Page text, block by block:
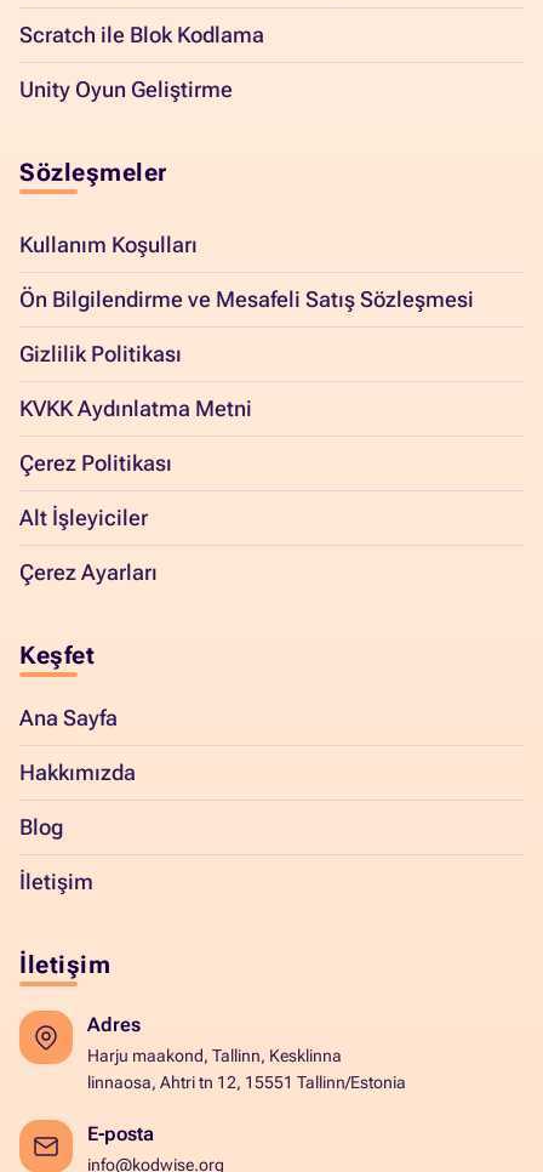
Scratch ile Blok Kodlama
Unity Oyun Geliştirme
Sözleşmeler
Kullanım Koşulları
Ön Bilgilendirme ve Mesafeli Satış Sözleşmesi
Gizlilik Politikası
KVKK Aydınlatma Metni
Çerez Politikası
Alt İşleyiciler
Çerez Ayarları
Keşfet
Ana Sayfa
Hakkımızda
Blog
İletişim
İletişim
Adres
Harju maakond, Tallinn, Kesklinna
linnaosa, Ahtri tn 12, 15551 Tallinn/Estonia
E-posta
info@kodwise.org